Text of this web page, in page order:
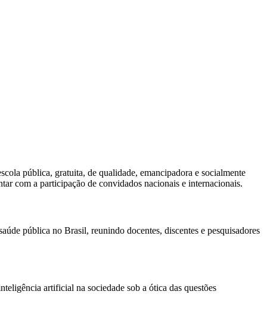
pública, gratuita, de qualidade, emancipadora e socialmente
com a participação de convidados nacionais e internacionais.
pública no Brasil, reunindo docentes, discentes e pesquisadores
artificial na sociedade sob a ótica das questões